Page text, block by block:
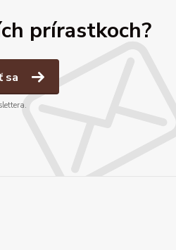
prírastkoch?
sa